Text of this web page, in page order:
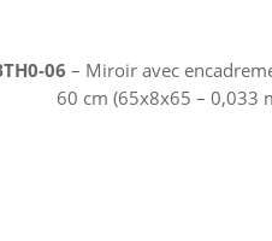
06 – Miroir avec
60 cm (65x8x65 – 0,033